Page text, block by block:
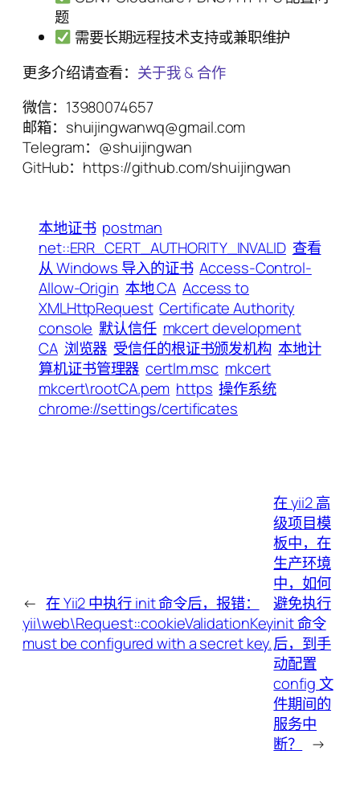
题
需要长期远程技术支持或兼职维护
更多介绍请查看： 关于我 & 合作
微信：13980074657
邮箱：shuijingwanwq@gmail.com
Telegram：@shuijingwan
GitHub：https://github.com/shuijingwan
本地证书 postman
net::ERR_CERT_AUTHORITY_INVALID 查看
从 Windows 导入的证书 Access-Control-
Allow-Origin 本地 CA Access to
XMLHttpRequest Certificate Authority
console 默认信任 mkcert development
CA 浏览器 受信任的根证书颁发机构 本地计
算机证书管理器 certlm.msc mkcert
mkcert\rootCA.pem https 操作系统
chrome://settings/certificates
← 在 Yii2 中执行 init 命令后，报错：
yii\web\Request::cookieValidationKey
must be configured with a secret key.
在 yii2 高
级项目模
板中，在
生产环境
中，如何
避免执行
init 命令
后，到手
动配置
config 文
件期间的
服务中
断？
→